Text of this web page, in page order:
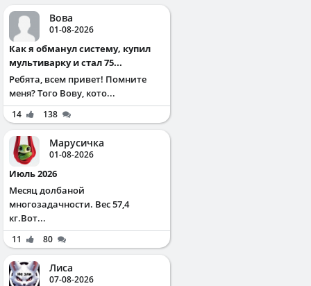
Вова
01-08-2026
Как я обманул систему, купил
мультиварку и стал 75...
Ребята, всем привет! Помните
меня? Того Вову, кото...
14 138
Марусичка
01-08-2026
Июль 2026
Месяц долбаной
многозадачности. Вес 57,4
кг.Вот...
11 80
Лиса
07-08-2026